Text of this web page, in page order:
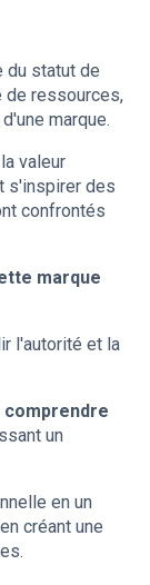
du statut de
de ressources,
marque.
valeur
s'inspirer des
confrontés
marque
l'autorité et la
comprendre
un
en un
créant une